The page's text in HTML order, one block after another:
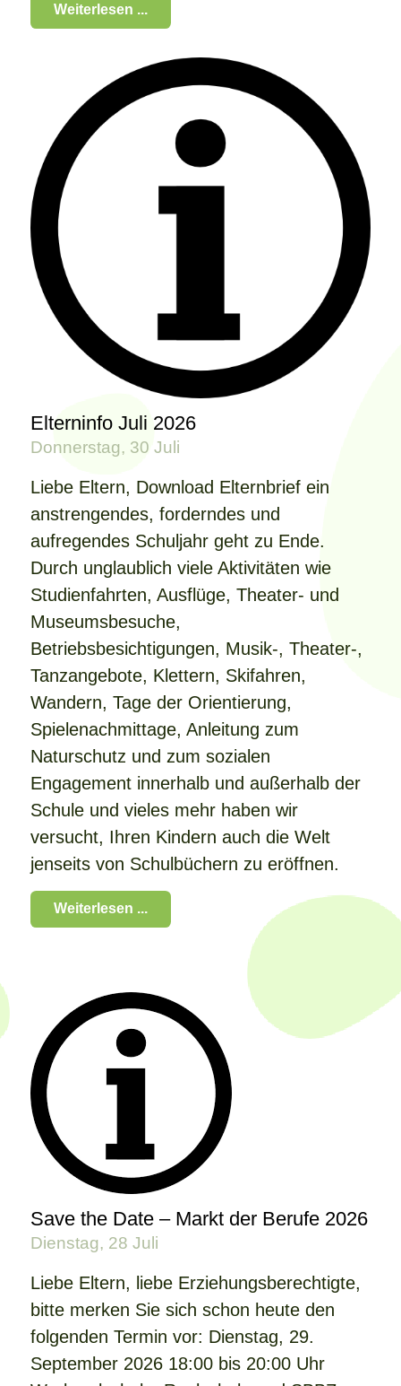
Weiterlesen ...
Elterninfo Juli 2026
Donnerstag, 30 Juli
Liebe Eltern, Download Elternbrief ein
anstrengendes, forderndes und
aufregendes Schuljahr geht zu Ende.
Durch unglaublich viele Aktivitäten wie
Studienfahrten, Ausflüge, Theater- und
Museumsbesuche,
Betriebsbesichtigungen, Musik-, Theater-,
Tanzangebote, Klettern, Skifahren,
Wandern, Tage der Orientierung,
Spielenachmittage, Anleitung zum
Naturschutz und zum sozialen
Engagement innerhalb und außerhalb der
Schule und vieles mehr haben wir
versucht, Ihren Kindern auch die Welt
jenseits von Schulbüchern zu eröffnen.
Weiterlesen ...
Save the Date – Markt der Berufe 2026
Dienstag, 28 Juli
Liebe Eltern, liebe Erziehungsberechtigte,
bitte merken Sie sich schon heute den
folgenden Termin vor: Dienstag, 29.
September 2026 18:00 bis 20:00 Uhr